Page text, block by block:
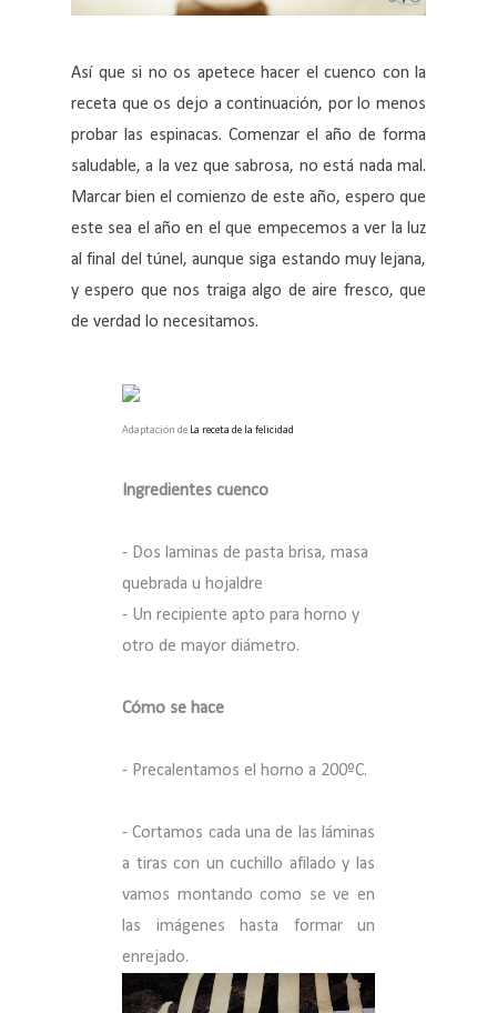
Así que si no os apetece hacer el cuenco con la
receta que os dejo a continuación, por lo menos
probar las espinacas. Comenzar el año de forma
saludable, a la vez que sabrosa, no está nada mal.
Marcar bien el comienzo de este año, espero que
este sea el año en el que empecemos a ver la luz
al final del túnel, aunque siga estando muy lejana,
y espero que nos traiga algo de aire fresco, que
de verdad lo necesitamos.
Adaptación de La receta de la felicidad
Ingredientes cuenco
- Dos laminas de pasta brisa, masa
quebrada u hojaldre
- Un recipiente apto para horno y
otro de mayor diámetro.
Cómo se hace
- Precalentamos el horno a 200ºC.
- Cortamos cada una de las láminas
a tiras con un cuchillo afilado y las
vamos montando como se ve en
las imágenes hasta formar un
enrejado.